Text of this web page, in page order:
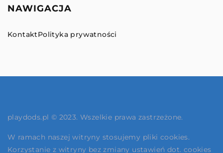
NAWIGACJA
KontaktPolityka prywatności
playdods.pl © 2023. Wszelkie prawa zastrzeżone.
W ramach naszej witryny stosujemy pliki cookies.
Korzystanie z witryny bez zmiany ustawień dot. cookies